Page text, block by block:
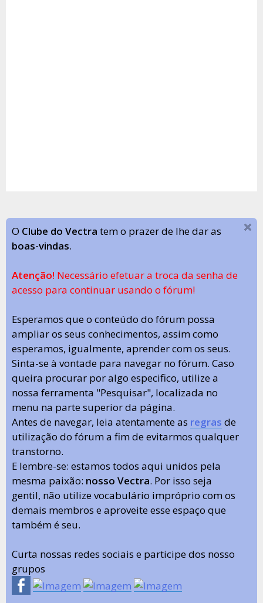
O Clube do Vectra tem o prazer de lhe dar as
boas-vindas.
Atenção! Necessário efetuar a troca da senha de
acesso para continuar usando o fórum!
Esperamos que o conteúdo do fórum possa
ampliar os seus conhecimentos, assim como
esperamos, igualmente, aprender com os seus.
Sinta-se à vontade para navegar no fórum. Caso
queira procurar por algo especifico, utilize a
nossa ferramenta "Pesquisar", localizada no
menu na parte superior da página.
Antes de navegar, leia atentamente as regras de
utilização do fórum a fim de evitarmos qualquer
transtorno.
E lembre-se: estamos todos aqui unidos pela
mesma paixão: nosso Vectra. Por isso seja
gentil, não utilize vocabulário impróprio com os
demais membros e aproveite esse espaço que
também é seu.
Curta nossas redes sociais e participe dos nosso
grupos